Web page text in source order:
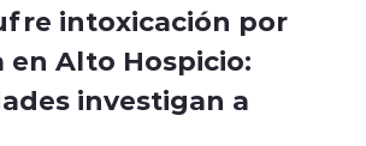
intoxicación por
en Alto Hospicio:
investigan a